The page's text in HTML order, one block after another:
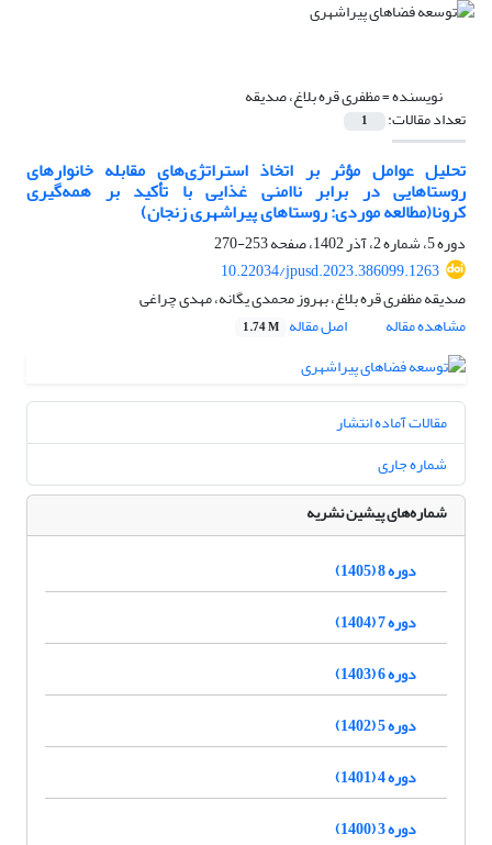
نویسنده =مظفری قره بلاغ، صدیقه
تعداد مقالات: 1
تحلیل عوامل مؤثر بر اتخاذ استراتژی‌های مقابله خانوارهای
روستاهایی در برابر ناامنی غذایی با تأکید بر همه‌گیری
کرونا(مطالعه موردی: روستاهای پیراشهری زنجان)
دوره 5، شماره 2، آذر 1402، صفحه
253-270
10.22034/jpusd.2023.386099.1263
صدیقه مظفری قره بلاغ، بهروز محمدی یگانه، مهدی چراغی
مشاهده مقاله
اصل مقاله 1.74 M
مقالات آماده انتشار
شماره جاری
شماره‌های پیشین نشریه
دوره 8 (1405)
دوره 7 (1404)
دوره 6 (1403)
دوره 5 (1402)
دوره 4 (1401)
دوره 3 (1400)